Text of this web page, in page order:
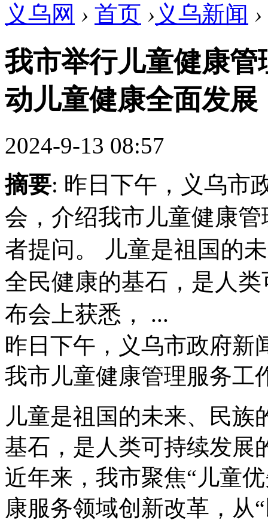
义乌网 › 首页 › 义乌新闻 ›
我市举行儿童健康
动儿童健康全面发展
2024-9-13 08:57
摘要: 昨日下午，义乌市
会，介绍我市儿童健康
者提问。 儿童是祖国的
全民健康的基石，是人
布会上获悉， ...
昨日下午，义乌市政府新
我市儿童健康管理服务工
儿童是祖国的未来、民族
基石，是人类可持续发展
近年来，我市聚焦“儿童
康服务领域创新改革，从